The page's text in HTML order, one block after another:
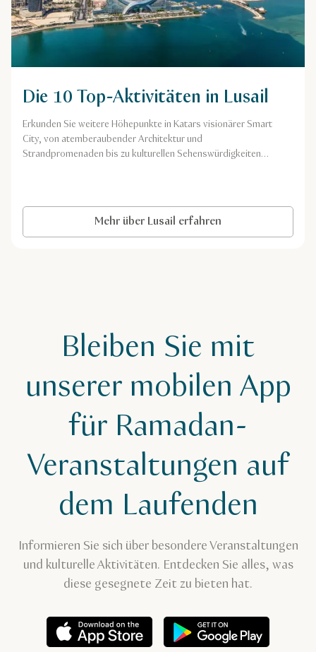
Die 10 Top-Aktivitäten in Lusail
Erkunden Sie weitere Höhepunkte in Katars visionärer Smart
City, von atemberaubender Architektur und
Strandpromenaden bis zu kulturellen Sehenswürdigkeiten
Mehr über Lusail erfahren
Bleiben Sie mit
unserer mobilen App
für Ramadan-
Veranstaltungen auf
dem Laufenden
Informieren Sie sich über besondere Veranstaltungen
und kulturelle Aktivitäten. Entdecken Sie alles, was
diese gesegnete Zeit zu bieten hat.